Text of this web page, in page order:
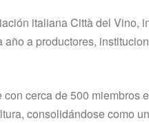
italiana Città del Vino,
a productores,
cerca de 500 miembros
consolidándose como